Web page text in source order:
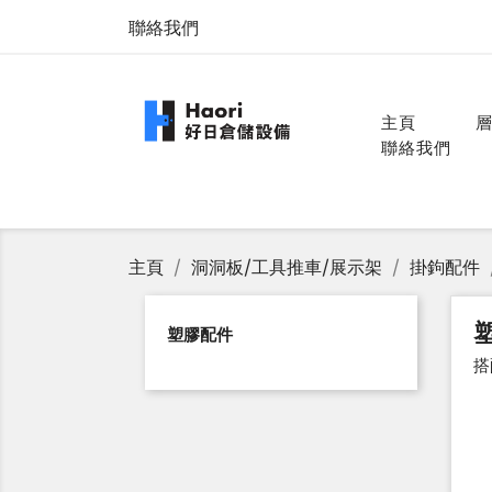
聯絡我們
主頁
聯絡我們
主頁 洞洞板/工具推車/展示架 掛鉤配件
塑膠配件